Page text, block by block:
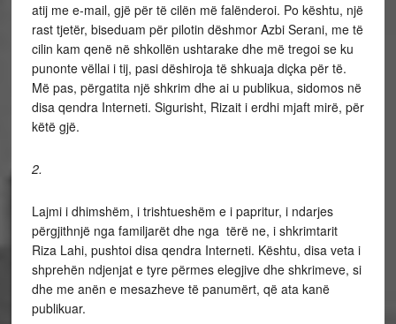
atij me e-mail, gjë për të cilën më falënderoi. Po kështu, një
rast tjetër, biseduam për pilotin dëshmor Azbi Serani, me të
cilin kam qenë në shkollën ushtarake dhe më tregoi se ku
punonte vëllai i tij, pasi dëshiroja të shkuaja diçka për të.
Më pas, përgatita një shkrim dhe ai u publikua, sidomos në
disa qendra Interneti. Sigurisht, Rizait i erdhi mjaft mirë, për
këtë gjë.
2.
Lajmi i dhimshëm, i trishtueshëm e i papritur, i ndarjes
përgjithnjë nga familjarët dhe nga tërë ne, i shkrimtarit
Riza Lahi, pushtoi disa qendra Interneti. Kështu, disa veta i
shprehën ndjenjat e tyre përmes elegjive dhe shkrimeve, si
dhe me anën e mesazheve të panumërt, që ata kanë
publikuar.